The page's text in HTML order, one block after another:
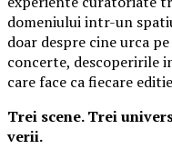
domeniului intr-un
doar despre cine urca
concerte, descoperirile
care face ca fiecare
Trei scene. Trei
verii.